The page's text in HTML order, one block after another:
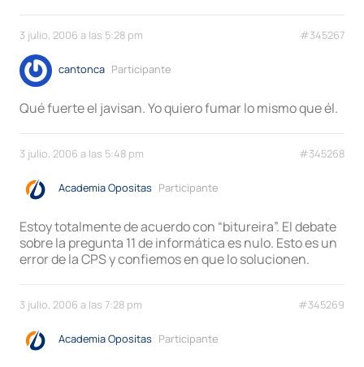
3 julio, 2006 a las 5:28 pm #345267
cantonca Participante
Qué fuerte el javisan. Yo quiero fumar lo mismo que él.
3 julio, 2006 a las 5:48 pm #345268
Academia Opositas Participante
Estoy totalmente de acuerdo con “bitureira”. El debate
sobre la pregunta 11 de informática es nulo. Esto es un
error de la CPS y confiemos en que lo solucionen.
3 julio, 2006 a las 7:28 pm #345269
Academia Opositas Participante